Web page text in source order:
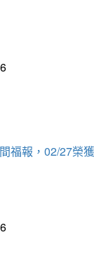
福報，02/27榮